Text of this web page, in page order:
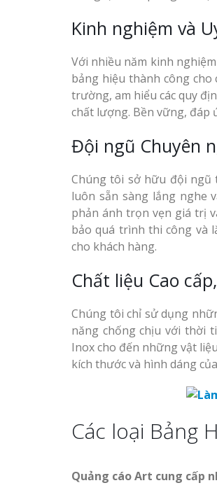
Kinh nghiệm và
Với nhiều năm kinh
bảng hiệu thành công cho
trường, am hiểu các quy
chất lượng. Bền vững, đáp
Đội ngũ Chuyên
Chúng tôi sở hữu đội ngũ
luôn sẵn sàng lắng nghe
phản ánh trọn vẹn giá trị
bảo quá trình thi công và
cho khách hàng.
Chất liệu Cao
Chúng tôi chỉ sử dụng
năng chống chịu với thời
Inox cho đến những vật
kích thước và hình dáng
Các loại Bảng
Quảng cáo Art cung cấp
Làm biển hiệu
Làm biển hiệu tại
Nghệ An
Mẫu biển quán
bằng gỗ đẹp
Mẫu biển hiệu gỗ
Làm biển gỗ tại
Binh đẹp giá rẻ
tại